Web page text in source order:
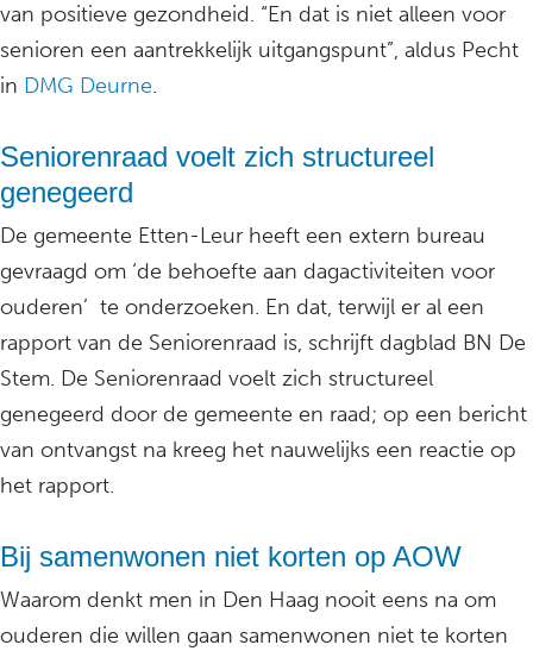
van positieve gezondheid. “En dat is niet alleen voor
senioren een aantrekkelijk uitgangspunt”, aldus Pecht
in DMG Deurne.
Seniorenraad voelt zich structureel
genegeerd
De gemeente Etten-Leur heeft een extern bureau
gevraagd om ‘de behoefte aan dagactiviteiten voor
ouderen’ te onderzoeken. En dat, terwijl er al een
rapport van de Seniorenraad is, schrijft dagblad BN De
Stem. De Seniorenraad voelt zich structureel
genegeerd door de gemeente en raad; op een bericht
van ontvangst na kreeg het nauwelijks een reactie op
het rapport.
Bij samenwonen niet korten op AOW
Waarom denkt men in Den Haag nooit eens na om
ouderen die willen gaan samenwonen niet te korten